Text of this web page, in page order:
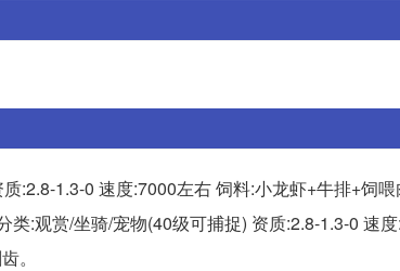
:2.8-1.3-0 速度:7000左右 饲料:小龙虾+牛排+饲
:观赏/坐骑/宠物(40级可捕捉) 资质:2.8-1.3-0 速
。